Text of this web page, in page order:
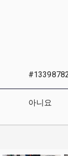
아니요